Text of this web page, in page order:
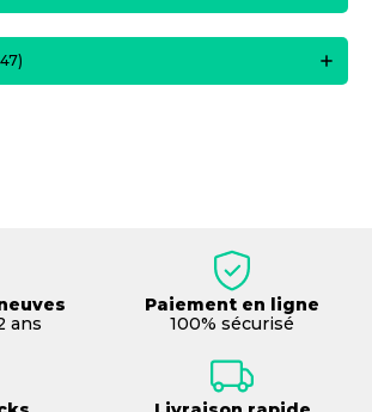
ans
Paiement en ligne
100% sécurisé